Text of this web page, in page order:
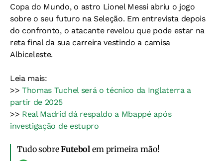
Copa do Mundo, o astro Lionel Messi abriu o jogo
sobre o seu futuro na Seleção. Em entrevista depois
do confronto, o atacante revelou que pode estar na
reta final da sua carreira vestindo a camisa
Albiceleste.
Leia mais:
>>Thomas Tuchel será o técnico da Inglaterra a
partir de 2025
>> Real Madrid dá respaldo a Mbappé após
investigação de estupro
Tudo sobreFutebol em primeira mão!